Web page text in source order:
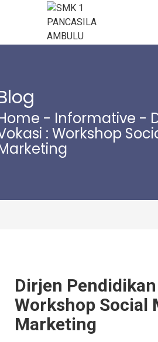
- Informative -
: Workshop
Dirjen
Workshop Social
Marketing